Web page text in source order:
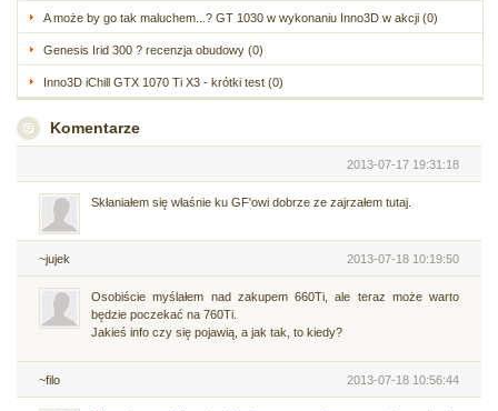
A może by go tak maluchem...? GT 1030 w wykonaniu Inno3D w akcji (0)
Genesis Irid 300 ? recenzja obudowy (0)
Inno3D iChill GTX 1070 Ti X3 - krótki test (0)
Komentarze
2013-07-17 19:31:18
Skłaniałem się właśnie ku GF'owi dobrze ze zajrzałem tutaj.
~jujek 2013-07-18 10:19:50
Osobiście myślałem nad zakupem 660Ti, ale teraz może warto
będzie poczekać na 760Ti.
Jakieś info czy się pojawią, a jak tak, to kiedy?
~filo 2013-07-18 10:56:44